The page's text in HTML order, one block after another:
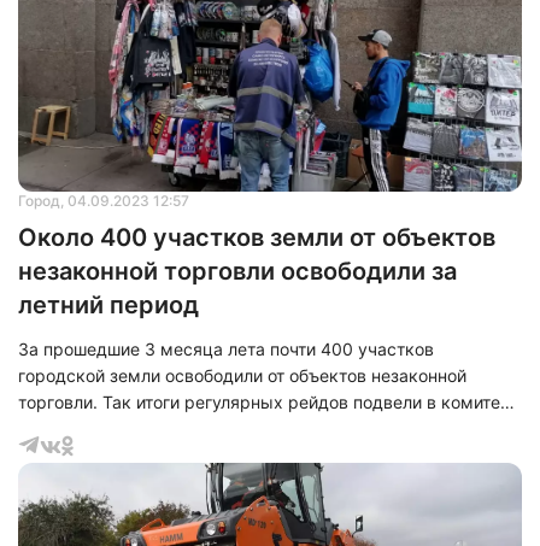
постоянную проверку территорий Центрального, Невского,
Выборгского и Фрунзенского районов.
Город, 04.09.2023 12:57
Около 400 участков земли от объектов
незаконной торговли освободили за
летний период
За прошедшие 3 месяца лета почти 400 участков
городской земли освободили от объектов незаконной
торговли. Так итоги регулярных рейдов подвели в комитете